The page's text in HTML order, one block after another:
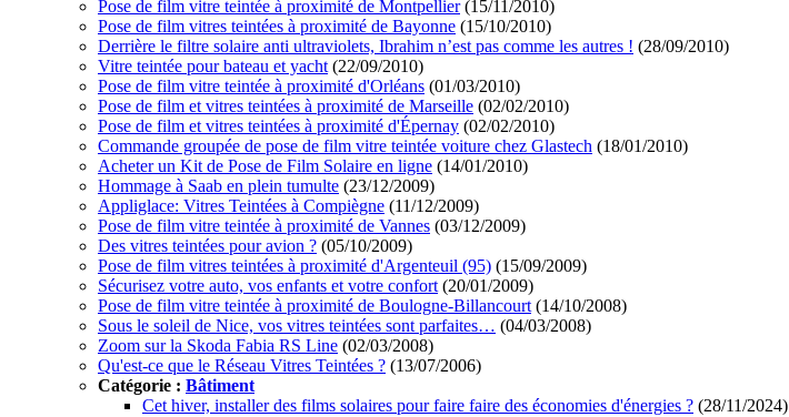
Pose de film vitre teintée à proximité de Montpellier(15/11/2010)
Pose de film vitres teintées à proximité de Bayonne (15/10/2010)
Derrière le filtre solaire anti ultraviolets, Ibrahim n’est pas comme les autres ! (28/09/2010)
Vitre teintée pour bateau et yacht (22/09/2010)
Pose de film vitre teintée à proximité d'Orléans (01/03/2010)
Pose de film et vitres teintées à proximité de Marseille (02/02/2010)
Pose de film et vitres teintées à proximité d'Épernay (02/02/2010)
Commande groupée de pose de film vitre teintée voiture chez Glastech (18/01/2010)
Acheter un Kit de Pose de Film Solaire en ligne (14/01/2010)
Hommage à Saab en plein tumulte (23/12/2009)
Appliglace: Vitres Teintées à Compiègne (11/12/2009)
Pose de film vitre teintée à proximité de Vannes (03/12/2009)
Des vitres teintées pour avion ? (05/10/2009)
Pose de film vitres teintées à proximité d'Argenteuil (95) (15/09/2009)
Sécurisez votre auto, vos enfants et votre confort (20/01/2009)
Pose de film vitre teintée à proximité de Boulogne-Billancourt (14/10/2008)
Sous le soleil de Nice, vos vitres teintées sont parfaites… (04/03/2008)
Zoom sur la Skoda Fabia RS Line (02/03/2008)
Qu'est-ce que le Réseau Vitres Teintées ? (13/07/2006)
Catégorie : Bâtiment
Cet hiver, installer des films solaires pour faire faire des économies d'énergies ? (28/11/2024)